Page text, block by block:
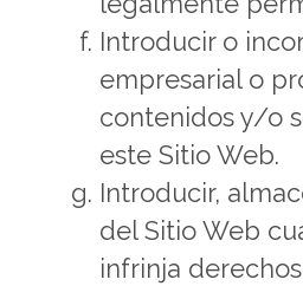
Introducir o
empresarial o
contenidos y/o
este Sitio Web.
Introducir,
del Sitio Web
infrinja